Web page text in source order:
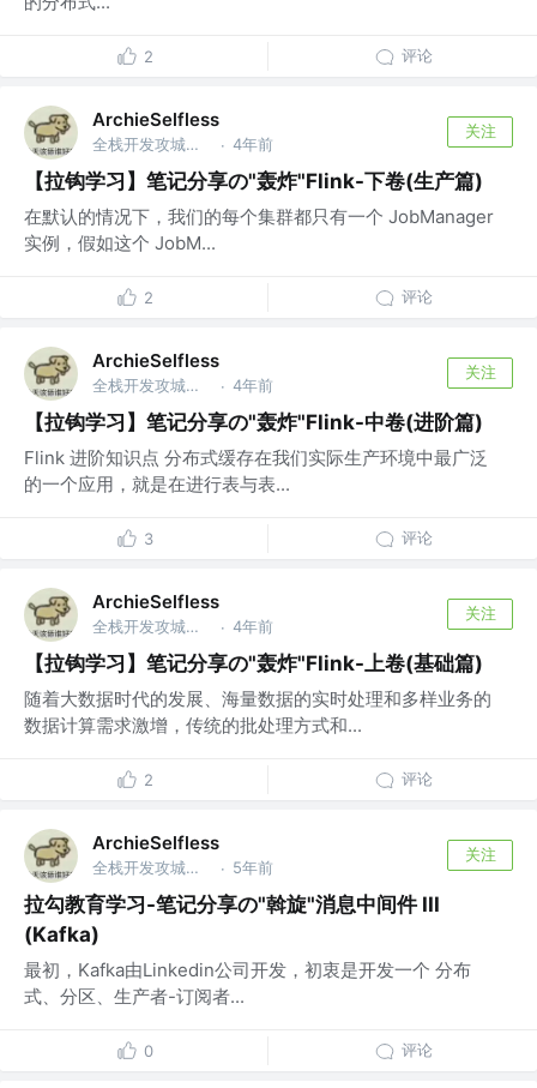
2 评论
ArchieSelfless
全栈开发攻城狮 @深圳威富通科技有限公司 · 4年前
关注
【拉钩学习】笔记分享の"轰炸"Flink-下卷(生产篇)
在默认的情况下，我们的每个集群都只有一个 JobManager
实例，假如这个 JobM...
2 评论
ArchieSelfless
全栈开发攻城狮 @深圳威富通科技有限公司 · 4年前
关注
【拉钩学习】笔记分享の"轰炸"Flink-中卷(进阶篇)
Flink 进阶知识点 分布式缓存在我们实际生产环境中最广泛
的一个应用，就是在进行表与表...
3 评论
ArchieSelfless
全栈开发攻城狮 @深圳威富通科技有限公司 · 4年前
关注
【拉钩学习】笔记分享の"轰炸"Flink-上卷(基础篇)
随着大数据时代的发展、海量数据的实时处理和多样业务的
数据计算需求激增，传统的批处理方式和...
2 评论
ArchieSelfless
全栈开发攻城狮 @深圳威富通科技有限公司 · 5年前
关注
拉勾教育学习-笔记分享の"斡旋"消息中间件 III
(Kafka)
最初，Kafka由Linkedin公司开发，初衷是开发一个 分布
式、分区、生产者-订阅者...
0 评论